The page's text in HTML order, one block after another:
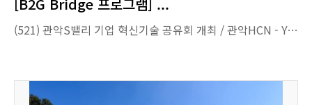
(521) 관악S밸리 기업 혁신기술 공유회 개최 / 관악HCN - YouTube